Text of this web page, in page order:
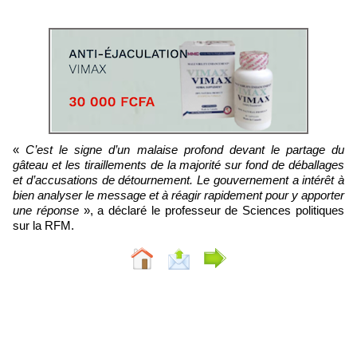
«C’est le signe d’un malaise profond devant le partage du
gâteau et les tiraillements de la majorité sur fond de déballages
et d’accusations de détournement. Le gouvernement a intérêt à
bien analyser le message et à réagir rapidement pour y apporter
une réponse », a déclaré le professeur de Sciences politiques
sur la RFM.